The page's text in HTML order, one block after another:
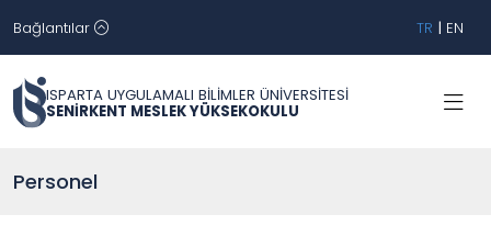
Bağlantılar TR | EN
ISPARTA UYGULAMALI BİLİMLER ÜNİVERSİTESİ
SENİRKENT MESLEK YÜKSEKOKULU
Personel